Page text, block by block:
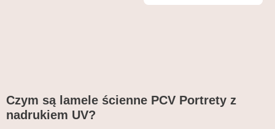
Czym są lamele ścienne PCV Portrety z
nadrukiem UV?